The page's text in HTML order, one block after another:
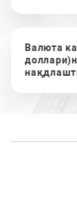
Валюта